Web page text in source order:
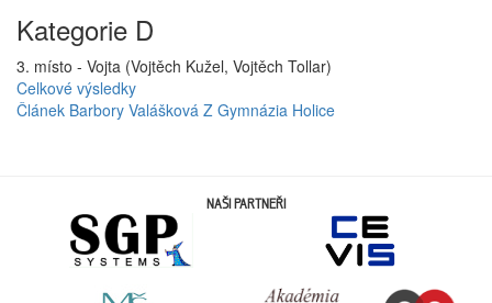
Kategorie D
3. místo - Vojta (Vojtěch Kužel, Vojtěch Tollar)
Celkové výsledky
Článek Barbory Valášková Z Gymnázia Holice
NAŠI PARTNEŘI